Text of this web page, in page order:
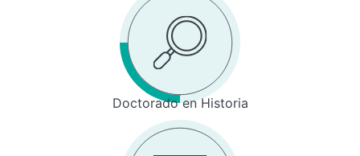
Doctorado en Historia